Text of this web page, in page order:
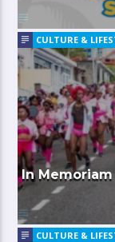
CULTURE &
In Memoriam
CULTURE &